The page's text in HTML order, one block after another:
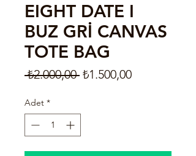
EIGHT DATE I
BUZ GRİ CANVAS
TOTE BAG
₺2.000,00 Normal
₺1.500,00İndirimli
Adet *